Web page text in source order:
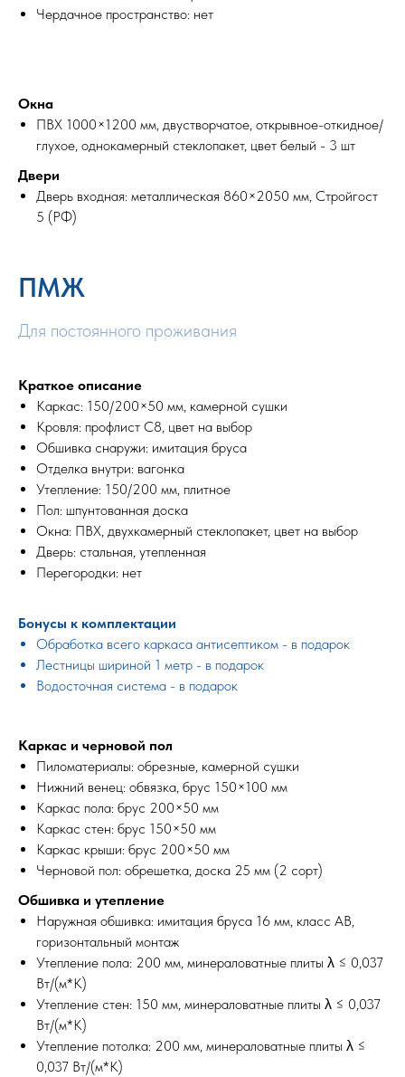
Чердачное пространство: нет
Окна
ПВХ 1000×1200 мм, двустворчатое, открывное-откидное/
глухое, однокамерный стеклопакет, цвет белый - 3 шт
Двери
Дверь входная: металлическая 860×2050 мм, Стройгост
5 (РФ)
ПМЖ
Для постоянного проживания
Краткое описание
Каркас: 150/200×50 мм, камерной сушки
Кровля: профлист С8, цвет на выбор
Обшивка снаружи: имитация бруса
Отделка внутри: вагонка
Утепление: 150/200 мм, плитное
Пол: шпунтованная доска
Окна: ПВХ, двухкамерный стеклопакет, цвет на выбор
Дверь: стальная, утепленная
Перегородки: нет
Бонусы к комплектации
Обработка всего каркаса антисептиком - в подарок
Лестницы шириной 1 метр - в подарок
Водосточная система - в подарок
Каркас и черновой пол
Пиломатериалы: обрезные, камерной сушки
Нижний венец: обвязка, брус 150×100 мм
Каркас пола: брус 200×50 мм
Каркас стен: брус 150×50 мм
Каркас крыши: брус 200×50 мм
Черновой пол: обрешетка, доска 25 мм (2 сорт)
Обшивка и утепление
Наружная обшивка: имитация бруса 16 мм, класс АВ,
горизонтальный монтаж
Утепление пола: 200 мм, минераловатные плиты λ ≤ 0,037
Вт/(м*К)
Утепление стен: 150 мм, минераловатные плиты λ ≤ 0,037
Вт/(м*К)
Утепление потолка: 200 мм, минераловатные плиты λ ≤
0,037 Вт/(м*К)